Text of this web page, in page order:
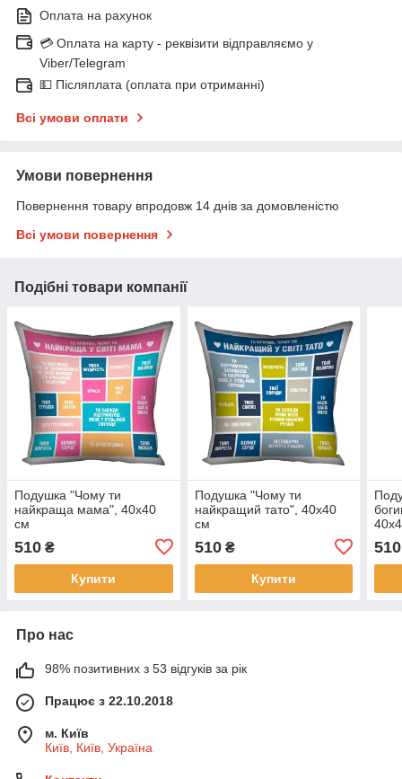
Оплата на рахунок
💳 Оплата на карту - реквізити відправляємо у
Viber/Telegram
💵 Післяплата (оплата при отриманні)
Всі умови оплати
Умови повернення
Повернення товару впродовж 14 днів за домовленістю
Всі умови повернення
Подібні товари компанії
Подушка "Чому ти
найкраща мама", 40х40
см
510 ₴
Купити
Подушка "Чому ти
найкращий тато", 40х40
см
510₴
Купити
510
Про нас
98% позитивних з 53 відгуків за рік
Працює з 22.10.2018
м. Київ
Київ, Київ, Україна